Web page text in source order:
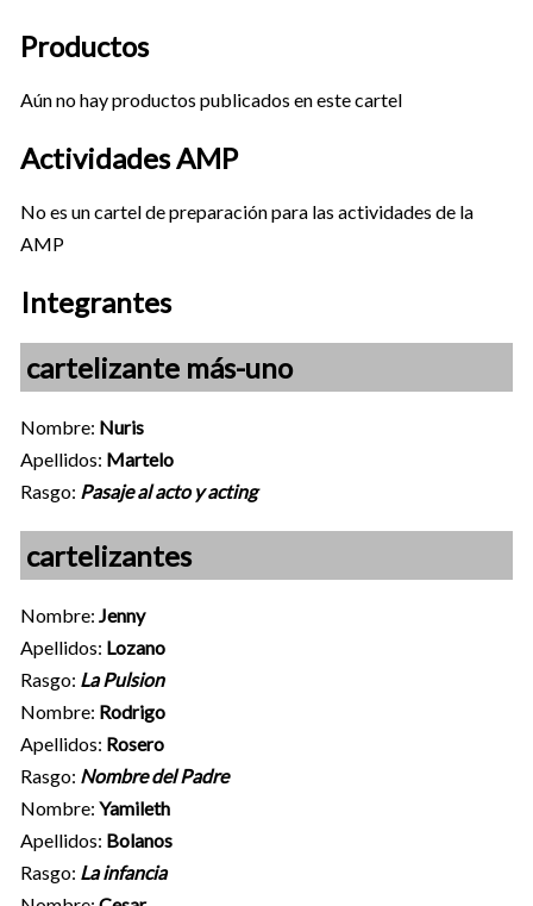
Productos
Aún no hay productos publicados en este cartel
Actividades AMP
No es un cartel de preparación para las actividades de la
AMP
Integrantes
cartelizante más-uno
Nombre: Nuris
Apellidos: Martelo
Rasgo: Pasaje al acto y acting
cartelizantes
Nombre: Jenny
Apellidos: Lozano
Rasgo: La Pulsion
Nombre: Rodrigo
Apellidos: Rosero
Rasgo: Nombre del Padre
Nombre: Yamileth
Apellidos: Bolanos
Rasgo: La infancia